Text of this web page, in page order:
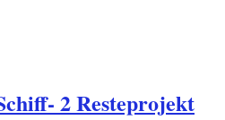
2 Resteprojekt